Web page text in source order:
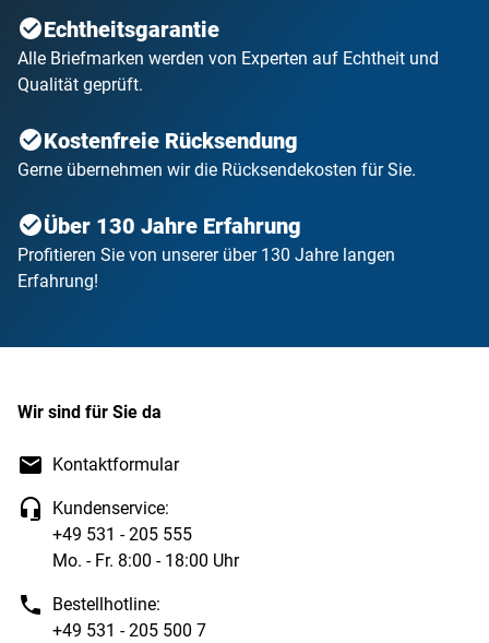
Echtheitsgarantie
Alle Briefmarken werden von Experten auf Echtheit und
Qualität geprüft.
Kostenfreie Rücksendung
Gerne übernehmen wir die Rücksendekosten für Sie.
Über 130 Jahre Erfahrung
Profitieren Sie von unserer über 130 Jahre langen
Erfahrung!
Wir sind für Sie da
Kontaktformular
Kundenservice:
+49 531 - 205 555
Mo. - Fr. 8:00 - 18:00 Uhr
Bestellhotline:
+49 531 - 205 500 7